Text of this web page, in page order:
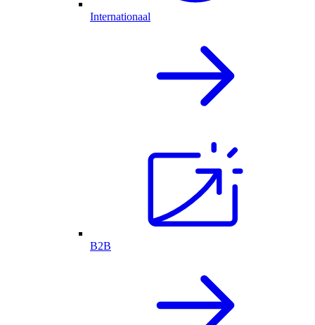
Internationaal
B2B